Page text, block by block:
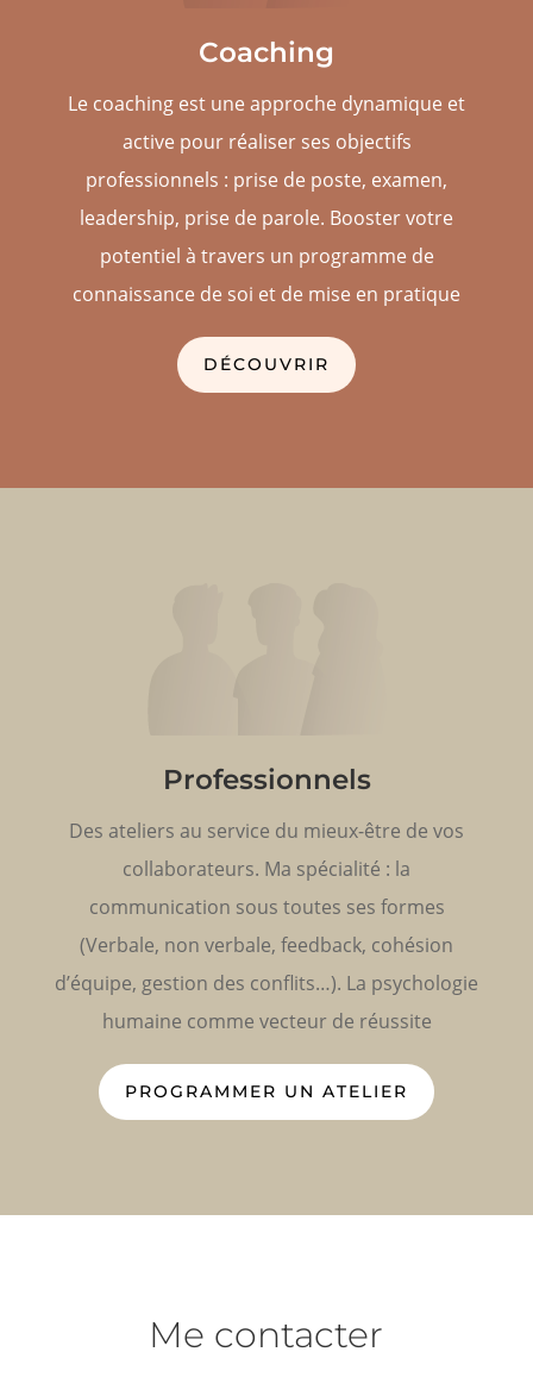
Coaching
Le coaching est une approche dynamique et
active pour réaliser ses objectifs
professionnels : prise de poste, examen,
leadership, prise de parole. Booster votre
potentiel à travers un programme de
connaissance de soi et de mise en pratique
DÉCOUVRIR
Professionnels
Des ateliers au service du mieux-être de vos
collaborateurs. Ma spécialité : la
communication sous toutes ses formes
(Verbale, non verbale, feedback, cohésion
d’équipe, gestion des conflits…). La psychologie
humaine comme vecteur de réussite
PROGRAMMER UN ATELIER
Me contacter